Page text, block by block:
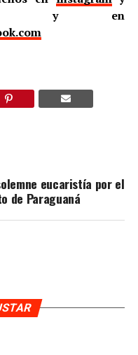
en
eucaristía por el
de Paraguaná